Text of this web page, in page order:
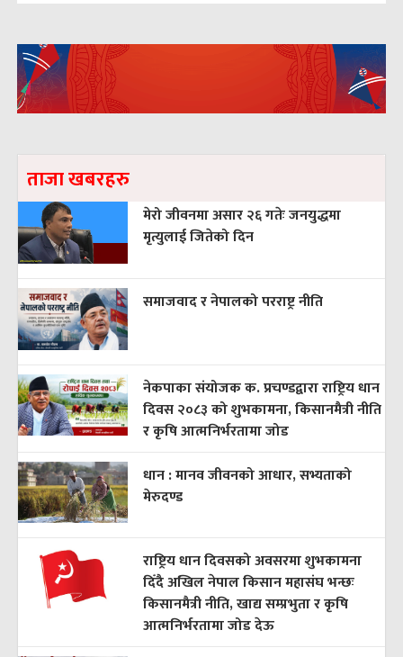
ताजा खबरहरु
मेरो जीवनमा असार २६ गतेः जनयुद्धमा
मृत्युलाई जितेको दिन
समाजवाद र नेपालको परराष्ट्र नीति
नेकपाका संयोजक क. प्रचण्डद्वारा राष्ट्रिय धान
दिवस २०८३ को शुभकामना, किसानमैत्री नीति
र कृषि आत्मनिर्भरतामा जोड
धान : मानव जीवनको आधार, सभ्यताको
मेरुदण्ड
राष्ट्रिय धान दिवसको अवसरमा शुभकामना
दिँदै अखिल नेपाल किसान महासंघ भन्छः
किसानमैत्री नीति, खाद्य सम्प्रभुता र कृषि
आत्मनिर्भरतामा जोड देऊ